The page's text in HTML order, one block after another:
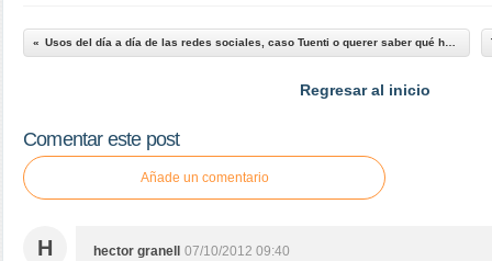
Regresar al inicio
Comentar este post
Añade un comentario
H hector granell 07/10/2012 09:40